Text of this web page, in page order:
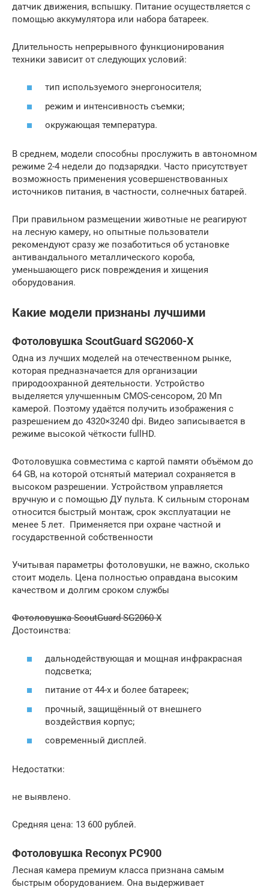
датчик движения, вспышку. Питание осуществляется с
помощью аккумулятора или набора батареек.
Длительность непрерывного функционирования
техники зависит от следующих условий:
тип используемого энергоносителя;
режим и интенсивность съемки;
окружающая температура.
В среднем, модели способны прослужить в автономном
режиме 2-4 недели до подзарядки. Часто присутствует
возможность применения усовершенствованных
источников питания, в частности, солнечных батарей.
При правильном размещении животные не реагируют
на лесную камеру, но опытные пользователи
рекомендуют сразу же позаботиться об установке
антивандального металлического короба,
уменьшающего риск повреждения и хищения
оборудования.
Какие модели признаны лучшими
Фотоловушка ScoutGuard SG2060-X
Одна из лучших моделей на отечественном рынке,
которая предназначается для организации
природоохранной деятельности. Устройство
выделяется улучшенным CMOS-сенсором, 20 Мп
камерой. Поэтому удаётся получить изображения с
разрешением до 4320×3240 dpi. Видео записывается в
режиме высокой чёткости fullHD.
Фотоловушка совместима с картой памяти объёмом до
64 GB, на которой отснятый материал сохраняется в
высоком разрешении. Устройством управляется
вручную и с помощью ДУ пульта. К сильным сторонам
относится быстрый монтаж, срок эксплуатации не
менее 5 лет. Применяется при охране частной и
государственной собственности
Учитывая параметры фотоловушки, не важно, сколько
стоит модель. Цена полностью оправдана высоким
качеством и долгим сроком службы
Фотоловушка ScoutGuard SG2060-X
Достоинства:
дальнодействующая и мощная инфракрасная
подсветка;
питание от 44-х и более батареек;
прочный, защищённый от внешнего
воздействия корпус;
современный дисплей.
Недостатки:
не выявлено.
Средняя цена: 13 600 рублей.
Фотоловушка Reconyx PC900
Лесная камера премиум класса признана самым
быстрым оборудованием. Она выдерживает